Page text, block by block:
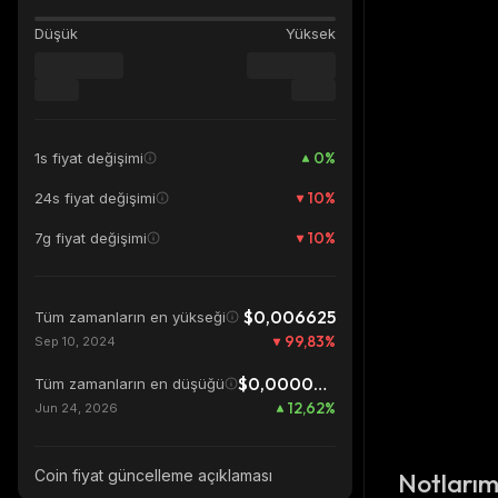
Düşük Yüksek
1s fiyat değişimi 0%
24s fiyat değişimi 10%
7g fiyat değişimi 10%
Tüm zamanların en yükseği $0,006625
Sep 10, 2024 99,83%
Tüm zamanların en düşüğü $0,00000987
Jun 24, 2026 12,62%
Coin fiyat güncelleme açıklaması Notlarım